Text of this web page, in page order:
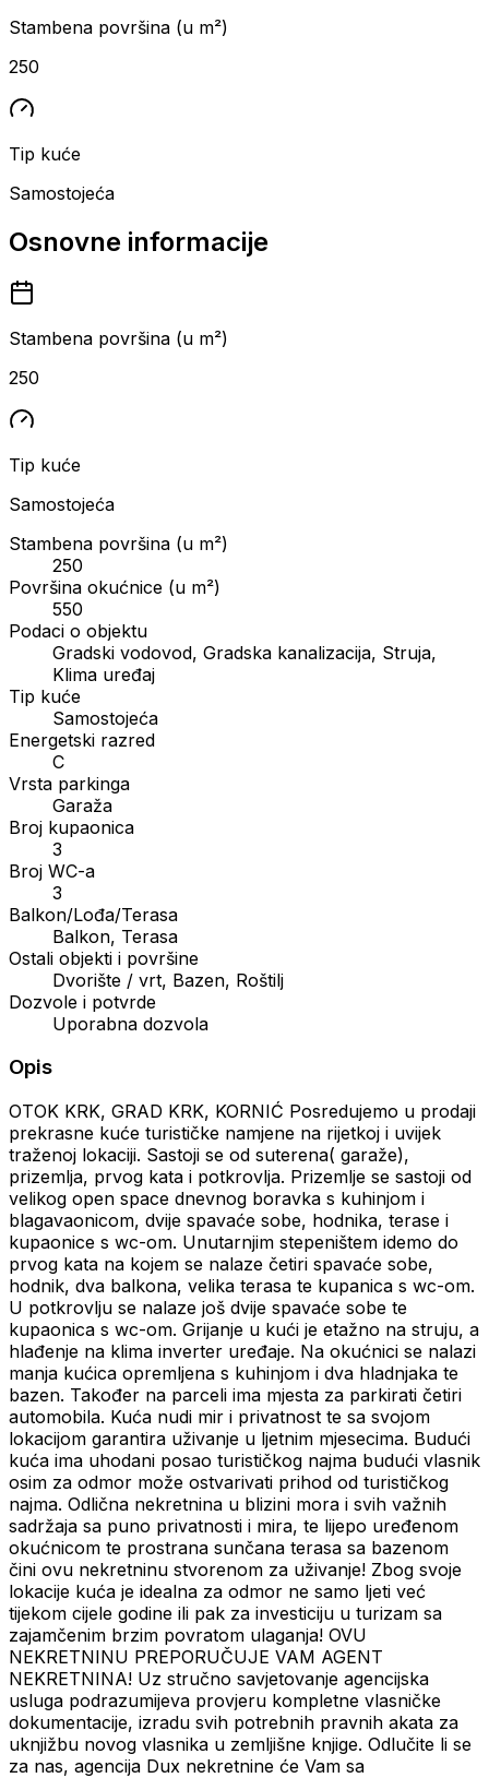
Stambena površina (u m²)
250
Tip kuće
Samostojeća
Osnovne informacije
Stambena površina (u m²)
250
Tip kuće
Samostojeća
Stambena površina (u m²)
250
Površina okućnice (u m²)
550
Podaci o objektu
Gradski vodovod, Gradska kanalizacija, Struja,
Klima uređaj
Tip kuće
Samostojeća
Energetski razred
C
Vrsta parkinga
Garaža
Broj kupaonica
3
Broj WC-a
3
Balkon/Lođa/Terasa
Balkon, Terasa
Ostali objekti i površine
Dvorište / vrt, Bazen, Roštilj
Dozvole i potvrde
Uporabna dozvola
Opis
OTOK KRK, GRAD KRK, KORNIĆ Posredujemo u prodaji
prekrasne kuće turističke namjene na rijetkoj i uvijek
traženoj lokaciji. Sastoji se od suterena( garaže),
prizemlja, prvog kata i potkrovlja. Prizemlje se sastoji od
velikog open space dnevnog boravka s kuhinjom i
blagavaonicom, dvije spavaće sobe, hodnika, terase i
kupaonice s wc-om. Unutarnjim stepeništem idemo do
prvog kata na kojem se nalaze četiri spavaće sobe,
hodnik, dva balkona, velika terasa te kupanica s wc-om.
U potkrovlju se nalaze još dvije spavaće sobe te
kupaonica s wc-om. Grijanje u kući je etažno na struju, a
hlađenje na klima inverter uređaje. Na okućnici se nalazi
manja kućica opremljena s kuhinjom i dva hladnjaka te
bazen. Također na parceli ima mjesta za parkirati četiri
automobila. Kuća nudi mir i privatnost te sa svojom
lokacijom garantira uživanje u ljetnim mjesecima. Budući
kuća ima uhodani posao turističkog najma budući vlasnik
osim za odmor može ostvarivati prihod od turističkog
najma. Odlična nekretnina u blizini mora i svih važnih
sadržaja sa puno privatnosti i mira, te lijepo uređenom
okućnicom te prostrana sunčana terasa sa bazenom
čini ovu nekretninu stvorenom za uživanje! Zbog svoje
lokacije kuća je idealna za odmor ne samo ljeti već
tijekom cijele godine ili pak za investiciju u turizam sa
zajamčenim brzim povratom ulaganja! OVU
NEKRETNINU PREPORUČUJE VAM AGENT
NEKRETNINA! Uz stručno savjetovanje agencijska
usluga podrazumijeva provjeru kompletne vlasničke
dokumentacije, izradu svih potrebnih pravnih akata za
uknjižbu novog vlasnika u zemljišne knjige. Odlučite li se
za nas, agencija Dux nekretnine će Vam sa